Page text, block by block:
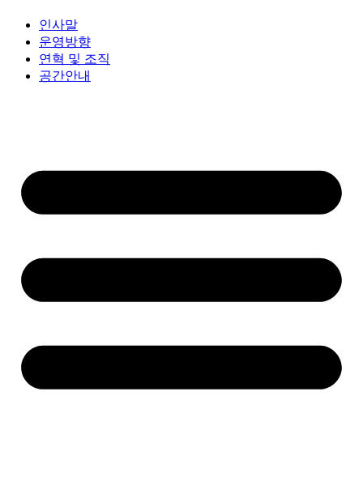
인사말
운영방향
연혁 및 조직
공간안내